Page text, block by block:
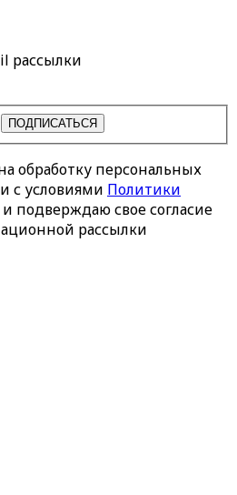
рассылки
ПОДПИСАТЬСЯ
обработку персональных
с условиями Политики
и подверждаю свое согласие
рассылки